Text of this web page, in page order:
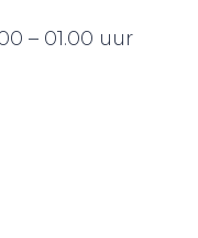
– 01.00 uur